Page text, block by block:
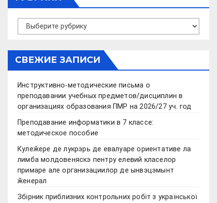
Рубрики
СВЕЖИЕ ЗАПИСИ
Инструктивно-методические письма о
преподавании учебных предметов/дисциплин в
организациях образования ПМР на 2026/27 уч. год
Преподавание информатики в 7 классе:
методическое пособие
Кулеӂере де лукрэрь де евалуаре ориентативе ла
лимба молдовеняскэ пентру елевий класелор
примаре але организациилор де ынвэцэмынт
ӂенерал
Збірник приблизних контрольних робіт з української